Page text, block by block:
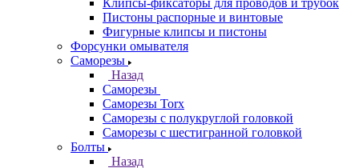
Клипсы-фиксаторы для проводов и трубок
Пистоны распорные и винтовые
Фигурные клипсы и пистоны
Форсунки омывателя
Саморезы
Назад
Саморезы
Саморезы Torx
Саморезы с полукруглой головкой
Саморезы с шестигранной головкой
Болты
Назад